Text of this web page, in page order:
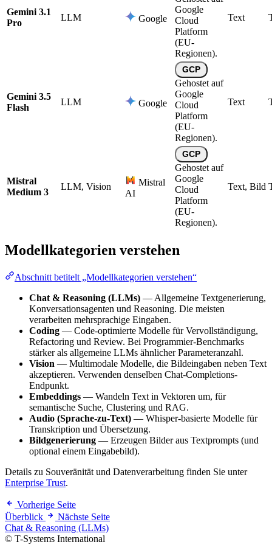
Gemini 3.1
Pro
LLM Google
Google
Cloud
Platform
(EU-
Regionen).
Text
Gemini 3.5
Flash
LLM Google
GCP
Gehostet auf
Google
Cloud
Platform
(EU-
Regionen).
Text
Mistral
Medium 3
LLM, Vision
Mistral
AI
GCP
Gehostet auf
Google
Cloud
Platform
(EU-
Regionen).
Text, Bild
Modellkategorien verstehen
Abschnitt betitelt „Modellkategorien verstehen“
Chat & Reasoning (LLMs) — Allgemeine Textgenerierung,
Konversationsagenten und Reasoning. Die meisten
verarbeiten mehrsprachige Eingaben.
Coding — Code-optimierte Modelle für Vervollständigung,
Refactoring und Review. Bei Programmier-Benchmarks
stärker als allgemeine LLMs ähnlicher Parameteranzahl.
Vision — Multimodale Modelle, die Bildeingaben neben Text
akzeptieren. Verwenden denselben Chat-Completions-
Endpunkt.
Embeddings — Wandeln Text in Vektoren um, für
semantische Suche, Clustering und RAG.
Audio (Sprache-zu-Text) — Whisper-basierte Modelle für
Transkription und Übersetzung.
Bildgenerierung — Erzeugen Bilder aus Textprompts (und
optional einem Eingabebild).
Details zu Souveränität und Datenverarbeitung finden Sie unter
Enterprise Trust.
Vorherige Seite
Überblick
Nächste Seite
Chat & Reasoning (LLMs)
© T-Systems International